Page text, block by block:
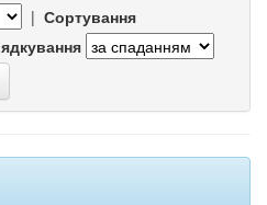
| Сортування